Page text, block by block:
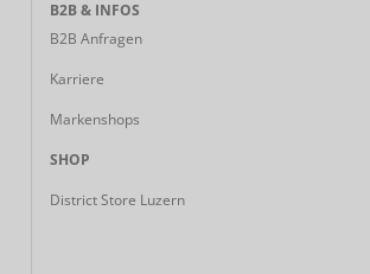
B2B & INFOS
B2B Anfragen
Karriere
Markenshops
SHOP
District Store Luzern